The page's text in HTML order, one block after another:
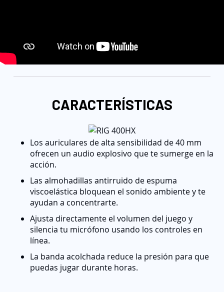
CARACTERÍSTICAS
Los auriculares de alta sensibilidad de 40 mm
ofrecen un audio explosivo que te sumerge en la
acción.
Las almohadillas antirruido de espuma
viscoelástica bloquean el sonido ambiente y te
ayudan a concentrarte.
Ajusta directamente el volumen del juego y
silencia tu micrófono usando los controles en
línea.
La banda acolchada reduce la presión para que
puedas jugar durante horas.